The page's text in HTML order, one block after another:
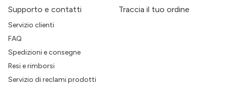
Supporto e contatti
Servizio clienti
FAQ
Spedizioni e consegne
Resi e rimborsi
Servizio di reclami prodotti
Traccia il tuo ordine